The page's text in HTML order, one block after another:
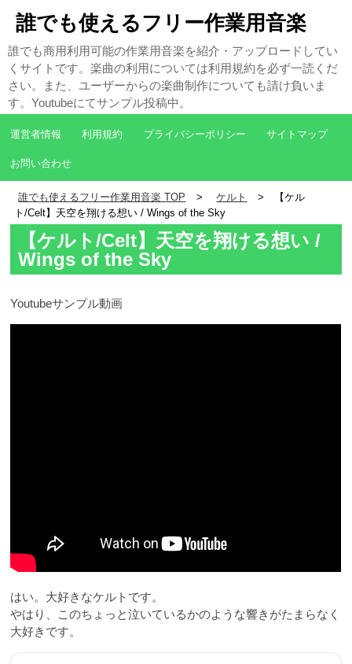
誰でも使えるフリー作業用音楽
誰でも商用利用可能の作業用音楽を紹介・アップロードしてい
くサイトです。楽曲の利用については利用規約を必ず一読くだ
さい。また、ユーザーからの楽曲制作についても請け負いま
す。Youtubeにてサンプル投稿中。
運営者情報 利用規約 プライバシーポリシー サイトマップ
お問い合わせ
誰でも使えるフリー作業用音楽 TOP ケルト
【ケル
ト/Celt】天空を翔ける想い / Wings of the Sky
【ケルト/Celt】天空を翔ける想い /
Wings of the Sky
Youtubeサンプル動画
はい。大好きなケルトです。
やはり、このちょっと泣いているかのような響きがたまらなく
大好きです。